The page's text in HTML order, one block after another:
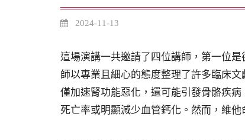
2024-11-13
這場演講一共邀請了四位講師，第一位
師以專業且細心的態度整理了許多臨床
僅加速腎功能惡化，還可能引發骨骼疾
死亡率或明顯減少血管鈣化。然而，維